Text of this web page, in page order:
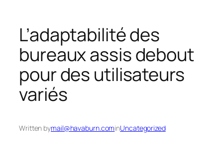
L’adaptabilité des
bureaux assis debout
pour des utilisateurs
variés
Written bymail@havaburn.cominUncategorized